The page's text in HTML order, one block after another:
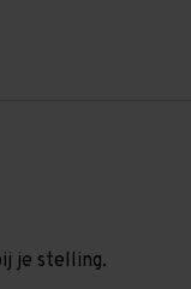
je stelling.